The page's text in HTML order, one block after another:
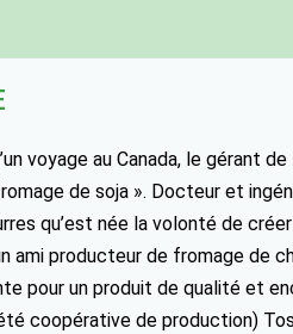
voyage au Canada, le gérant
de soja ». Docteur et
qu’est née la volonté de
ami producteur de fromage de
pour un produit de qualité et
coopérative de production)